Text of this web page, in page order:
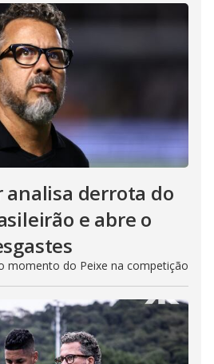
analisa derrota do
e abre o
momento do Peixe na competição